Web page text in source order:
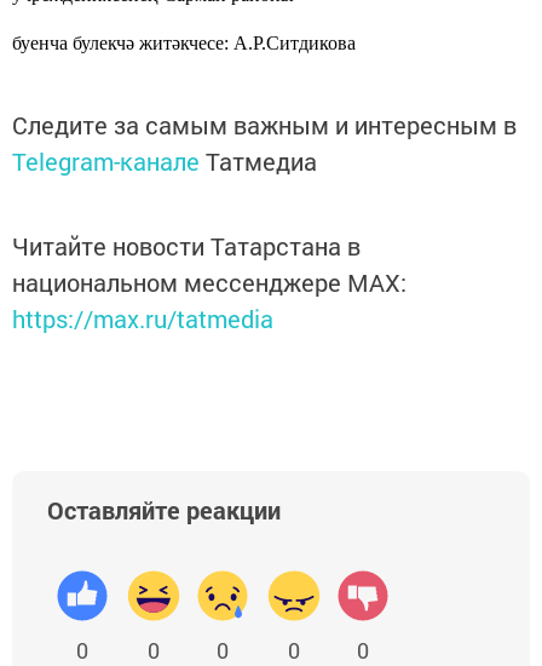
буенча булекчә житәкчесе: А.Р.Ситдикова
Следите за самым важным и интересным в
Telegram-канале Татмедиа
Читайте новости Татарстана в
национальном мессенджере MАХ:
https://max.ru/tatmedia
Оставляйте реакции
0 0 0 0 0